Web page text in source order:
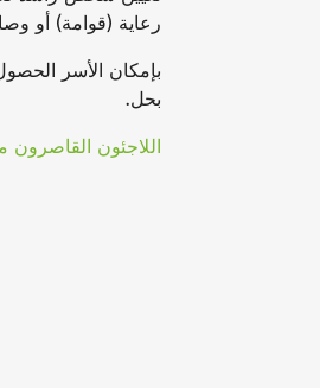
رعاية (قوامة) أو
بإمكان الأسر
بحل.
اللاجئون